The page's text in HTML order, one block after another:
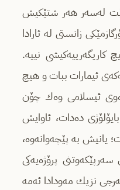
لەسەر هەر شتێكیش
زانستى لە ئارادا
كاریگەرییەكیشى نییە.
ئیمارات ببات و هیچ
ئیسلامى وەك چۆن
دەدات، ئاوایش
یانیش بە پێچەوانەوە،
پرۆژەیەكى
نزیك مەودادا ئەمە